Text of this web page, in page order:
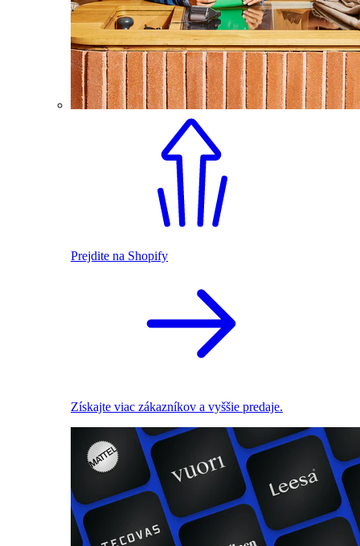
Prejdite na Shopify
Získajte viac zákazníkov a vyššie predaje.